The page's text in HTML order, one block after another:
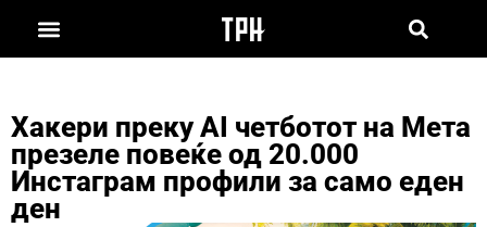
Хакери преку AI четботот на Мета
презеле повеќе од 20.000
Инстаграм профили за само еден
ден